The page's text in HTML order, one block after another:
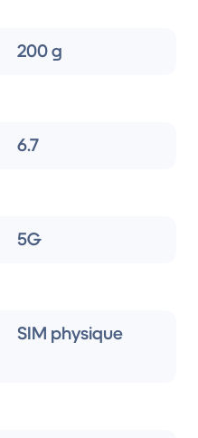
200 g
6.7
5G
SIM physique